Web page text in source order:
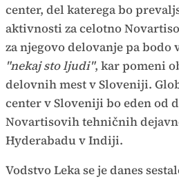
center, del katerega bo
aktivnosti za celotno
za njegovo delovanje pa
"nekaj sto ljudi", kar pomeni
delovnih mest v Sloveniji.
center v Sloveniji bo eden od
Novartisovih tehničnih
Hyderabadu v Indiji.
Vodstvo Leka se je danes